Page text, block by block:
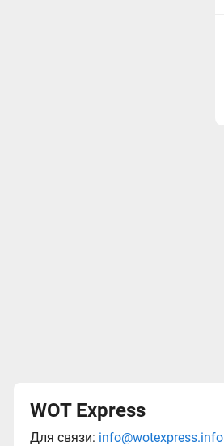
WOT Express
Для связи: info@wotexpress.info